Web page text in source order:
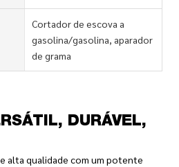
Cortador de escova a
gasolina/gasolina, aparador
de grama
DURÁVEL,
alta qualidade com um potente